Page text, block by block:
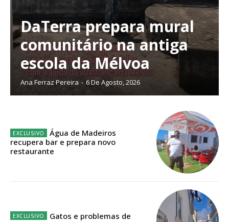
Planos de Assinatura
Faça-se assinante do Região de Cister e ajude-nos a manter este serviço
público!
Escolha o plano de assinatura desejado:
DaTerra prepara mural
comunitário na antiga
escola da Mélvoa
Ana Ferraz Pereira - 6 De Agosto, 2026
Água de Madeiros
recupera bar e prepara novo
restaurante
Gatos e problemas de